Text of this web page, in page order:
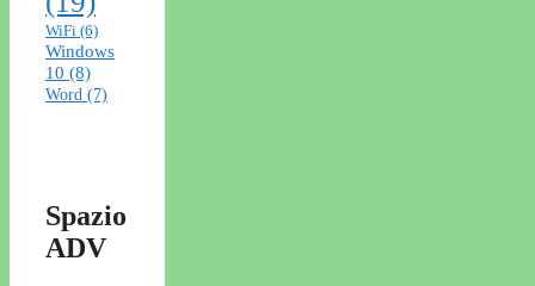
WiFi (6)
Windows
10 (8)
Word (7)
Spazio
ADV